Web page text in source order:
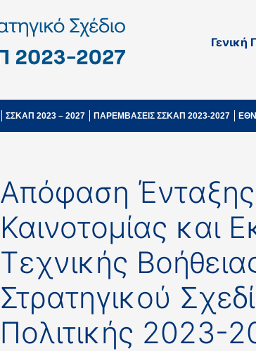
ΣΣΚΑΠ 2023 – 2027 ΠΑΡΕΜΒΑΣΕΙΣ ΣΣΚΑΠ 2023-2027
Απόφαση
Καινοτομίας και
Τεχνικής
Στρατηγικού
Πολιτικής 2023-